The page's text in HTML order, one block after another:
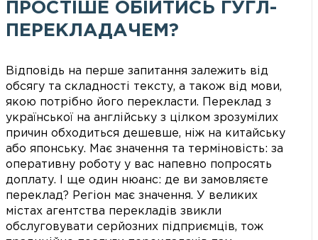
ПРОСТІШЕ ОБІЙТИСЬ ГУГЛ-
ПЕРЕКЛАДАЧЕМ?
Відповідь на перше запитання залежить від
обсягу та складності тексту, а також від мови,
якою потрібно його перекласти. Переклад з
української на англійську з цілком зрозумілих
причин обходиться дешевше, ніж на китайську
або японську. Має значення та терміновість: за
оперативну роботу у вас напевно попросять
доплату. І ще один нюанс: де ви замовляєте
переклад? Регіон має значення. У великих
містах агентства перекладів звикли
обслуговувати серйозних підприємців, тож